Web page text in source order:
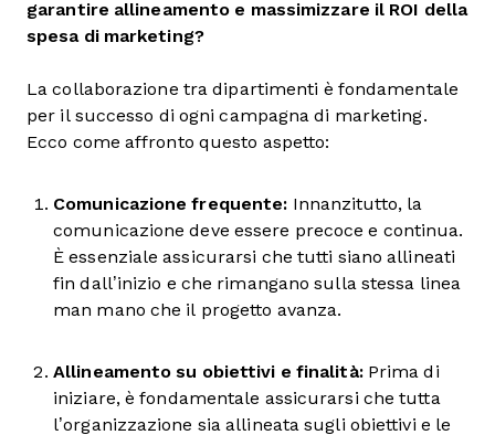
garantire allineamento e massimizzare il ROI della
spesa di marketing?
La collaborazione tra dipartimenti è fondamentale
per il successo di ogni campagna di marketing.
Ecco come affronto questo aspetto:
Comunicazione frequente: Innanzitutto, la
comunicazione deve essere precoce e continua.
È essenziale assicurarsi che tutti siano allineati
fin dall’inizio e che rimangano sulla stessa linea
man mano che il progetto avanza.
Allineamento su obiettivi e finalità:Prima di
iniziare, è fondamentale assicurarsi che tutta
l’organizzazione sia allineata sugli obiettivi e le